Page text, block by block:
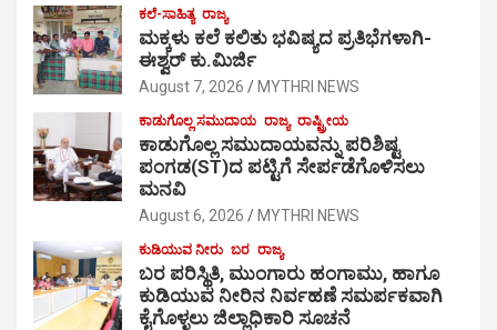
ಕಲೆ-ಸಾಹಿತ್ಯ ರಾಜ್ಯ
ಮಕ್ಕಳು ಕಲೆ ಕಲಿತು ಭವಿಷ್ಯದ ಪ್ರತಿಭೆಗಳಾಗಿ-
ಈಶ್ವರ್ ಕು.ಮಿರ್ಜಿ
August 7, 2026 MYTHRI NEWS
ಕಾಡುಗೊಲ್ಲ ಸಮುದಾಯ ರಾಜ್ಯ ರಾಷ್ಟ್ರೀಯ
ಕಾಡುಗೊಲ್ಲ ಸಮುದಾಯವನ್ನು ಪರಿಶಿಷ್ಟ
ಪಂಗಡ(ST)ದ ಪಟ್ಟಿಗೆ ಸೇರ್ಪಡೆಗೊಳಿಸಲು
ಮನವಿ
August 6, 2026 MYTHRI NEWS
ಕುಡಿಯುವ ನೀರು ಬರ ರಾಜ್ಯ
ಬರ ಪರಿಸ್ಥಿತಿ, ಮುಂಗಾರು ಹಂಗಾಮು, ಹಾಗೂ
ಕುಡಿಯುವ ನೀರಿನ ನಿರ್ವಹಣೆ ಸಮರ್ಪಕವಾಗಿ
ಕೈಗೊಳ್ಳಲು ಜಿಲ್ಲಾಧಿಕಾರಿ ಸೂಚನೆ